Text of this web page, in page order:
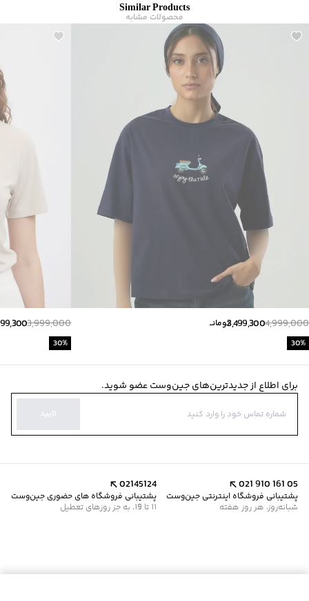
Similar Products
محصولات مشابه
4,999,000
3,499,300تومانــ
30%
3,999,000
30%
برای اطلاع از جدیدترین‌های جین‌وست عضو شوید.
تایید
021 910 161 05
پشتیبانی فروشگاه اینترنتی جین‌وست
شبانه‌روز، هر روز هفته
02145124
پشتیبانی فروشگاه های حضوری جین‌وست
11 تا 19، به جز روزهای تعطیل